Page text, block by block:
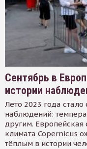
Сентябрь в
истории
Лето 2023 года
наблюдений:
другим.
климата Copernicus
тёплым в истории